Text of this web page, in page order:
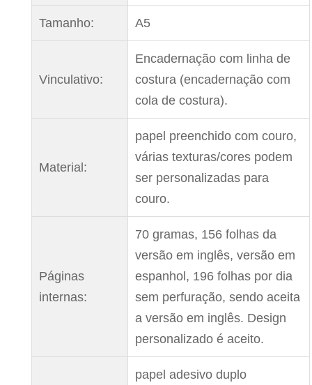
Tamanho: A5
Vinculativo:
Encadernação com linha de
costura (encadernação com
cola de costura).
Material:
papel preenchido com couro,
várias texturas/cores podem
ser personalizadas para
couro.
Páginas
internas:
70 gramas, 156 folhas da
versão em inglês, versão em
espanhol, 196 folhas por dia
sem perfuração, sendo aceita
a versão em inglês. Design
personalizado é aceito.
papel adesivo duplo